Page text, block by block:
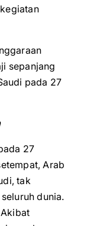
sepanjang
pada 27
27
Arab
tak
dunia.